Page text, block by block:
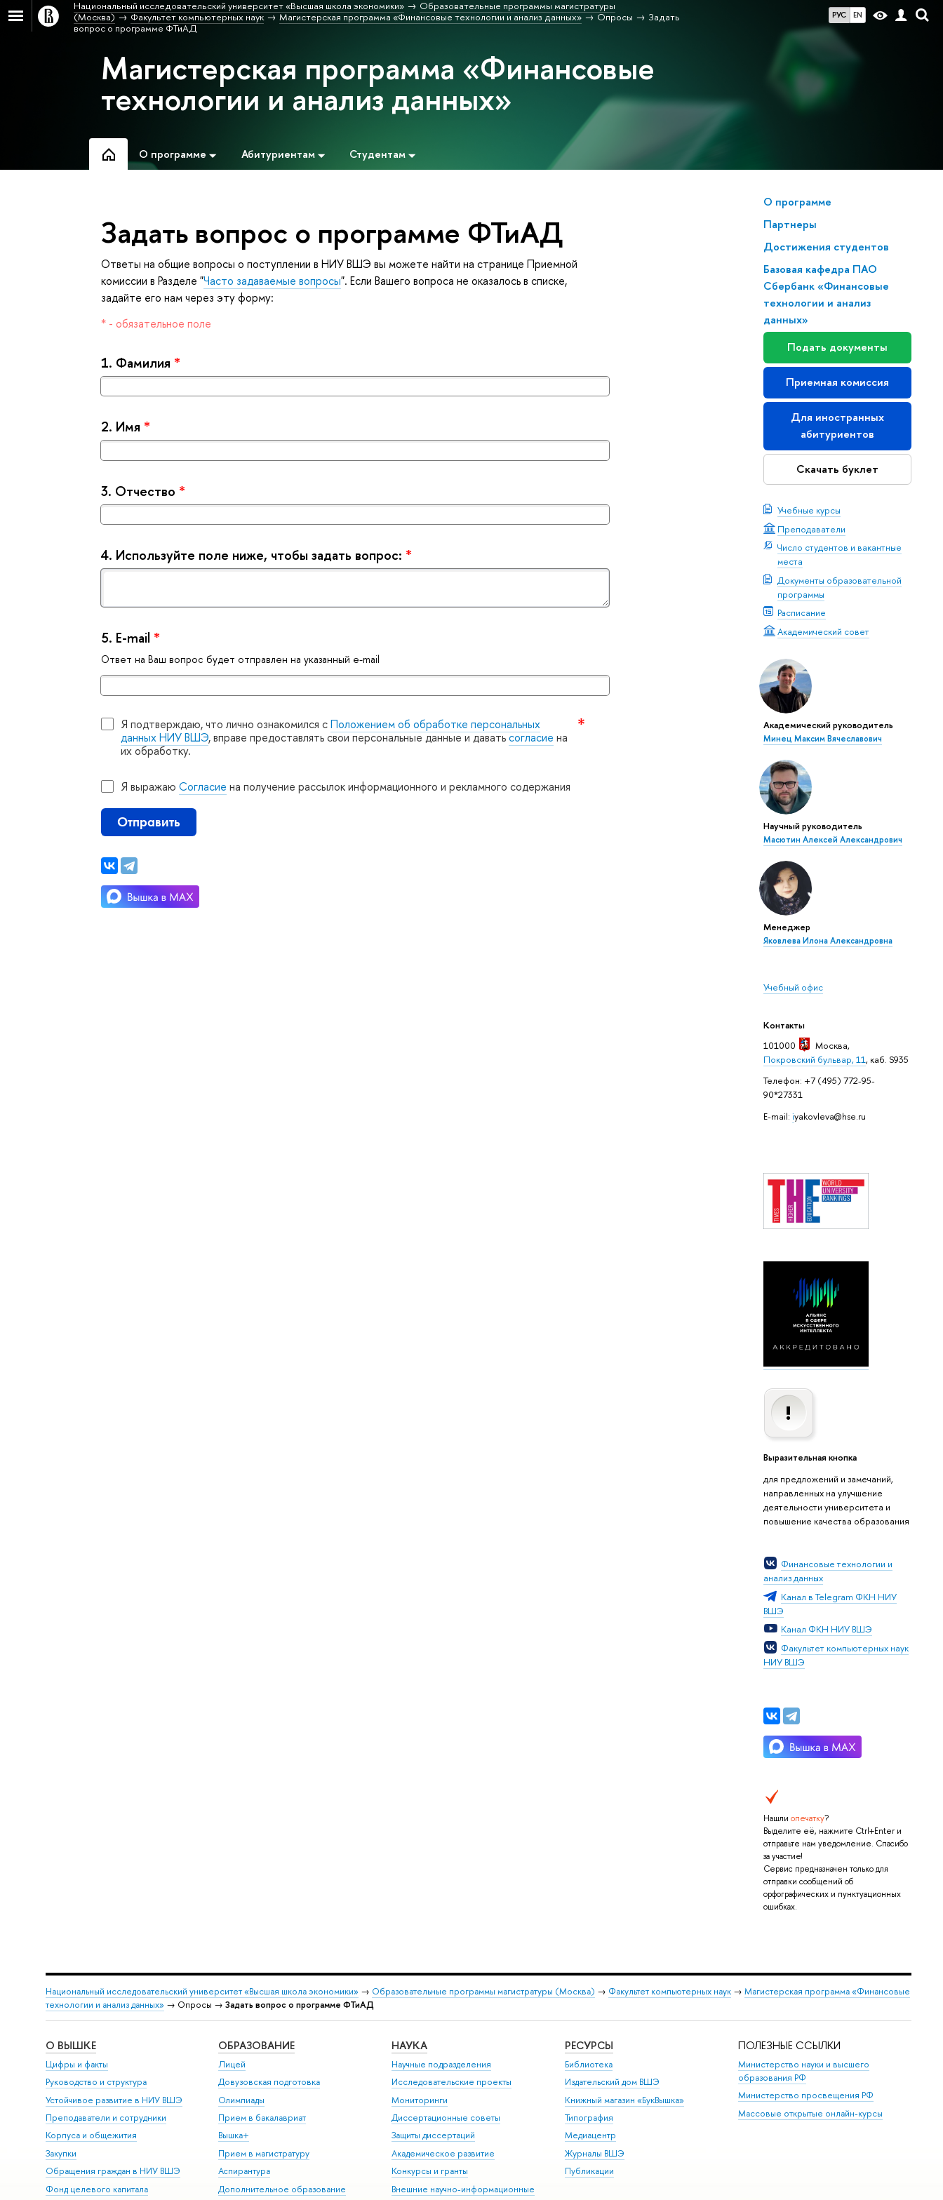
РУС EN
Национальный исследовательский университет «Высшая школа экономики»
Образовательные программы магистратуры
(Москва)
Факультет компьютерных наук Магистерская программа «Финансовые технологии и анализ данных» Опросы
Задать
опрос о программе ФТиАД
Магистерская программа «Финансовые
технологии и анализ данных»
О программе Абитуриентам Студентам
О программе
Партнеры
Достижения студенто
Базовая кафедра ПАО
Сбербанк «Финансовые
технологии и анализ
данных»
Подать документы
Приемная комиссия
Для иностранных
абитуриенто
Скачать буклет
Учебные курсы
Преподаватели
Число студентов и вакантные
места
Документы образовательной
программы
Расписание
Академический совет
Академический руководитель
Минец Максим Вячеславович
Научный руководитель
Масютин Алексей Александрович
Менеджер
Яковлева Илона Александровна
Учебный офис
Контакты
101000
Москва,
Покровский бульвар, 11, каб. S935
Телефон: +7 (495) 772-95-
90*27331
E-mail: iyakovleva@hse.ru
ыразительная кнопка
для предложений и замечаний,
направленных на улучшение
деятельности университета и
повышение качества образования
Финансовые технологии и
анализ данных
Канал в Telegram ФКН НИУ
ШЭ
Канал ФКН НИУ ВШЭ
Факультет компьютерных наук
НИУ ВШЭ
Нашли опечатку?
ыделите её, нажмите Ctrl+Enter и
отправьте нам уведомление. Спасибо
за участие!
Сервис предназначен только для
отправки сообщений о
орфографических и пунктуационных
ошибках.
Задать вопрос о программе ФТиАД
Ответы на общие вопросы о поступлении в НИУ ВШЭ вы можете найти на странице Приемной
комиссии в Разделе "Часто задаваемые вопросы". Если Вашего вопроса не оказалось в списке,
задайте его нам через эту форму:
* - обязательное поле
1. Фамилия *
2. Имя *
3. Отчество *
4. Используйте поле ниже, чтобы задать вопрос: *
5. E-mail *
Ответ на Ваш вопрос будет отправлен на указанный e-mail
Я подтверждаю, что лично ознакомился сПоложением об обработке персональных
данных НИУ ВШЭ, вправе предоставлять свои персональные данные и даватьсогласие на
их обработку.
Я выражаюСогласие на получение рассылок информационного и рекламного содержания
Отправить
Национальный исследовательский университет «Высшая школа экономики» → Образовательные программы магистратуры (Москва) → Факультет компьютерных наук→ Магистерская программа «Финансовые
технологии и анализ данных» → Опросы → Задать вопрос о программе ФТиАД
О ВЫШКЕ
Цифры и факты
Руководство и структура
Устойчивое развитие в НИУ ВШЭ
Преподаватели и сотрудники
Корпуса и общежития
Закупки
Обращения граждан в НИУ ВШЭ
Фонд целевого капитала
ОБРАЗОВАНИЕ
Лицей
Довузовская подготовка
Олимпиады
Прием в бакалавриат
ышка+
Прием в магистратуру
Аспирантура
Дополнительное образование
НАУКА
Научные подразделения
Исследовательские проекты
Мониторинги
Диссертационные советы
Защиты диссертаций
Академическое развитие
Конкурсы и гранты
нешние научно-информационные
РЕСУРСЫ
Библиотека
Издательский дом ВШЭ
Книжный магазин «БукВышка»
Типография
Медиацентр
Журналы ВШЭ
Публикации
ПОЛЕЗНЫЕ ССЫЛКИ
Министерство науки и высшего
образования РФ
Министерство просвещения РФ
Массовые открытые онлайн-курсы